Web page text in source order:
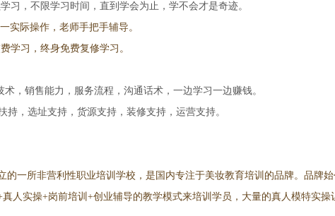
习，不限学习时间，直到学会为止，学不会才是奇迹。
实际操作，老师手把手辅导。
学习，终身免费复修学习。
，销售能力，服务流程，沟通话术，一边学习一边赚钱。
，选址支持，货源支持，装修支持，运营支持。
一所非营利性职业培训学校，是国内专注于美妆教育培训的品牌。品牌
人实操+岗前培训+创业辅导的教学模式来培训学员，大量的真人模特实操